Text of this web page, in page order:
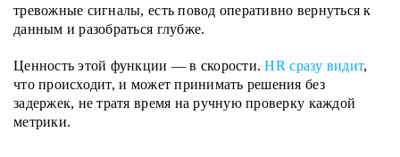
тревожные сигналы, есть повод оперативно вернуться к
данным и разобраться глубже.
Ценность этой функции — в скорости.HR сразу видит,
что происходит, и может принимать решения без
задержек, не тратя время на ручную проверку каждой
метрики.